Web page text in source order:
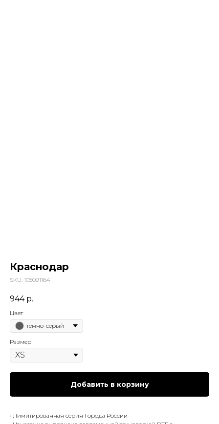
Краснодар
SKU: 105091164
944 р.
Цвет
темно-серый
Размер
Добавить в корзину
• Лимитированная серия Города России